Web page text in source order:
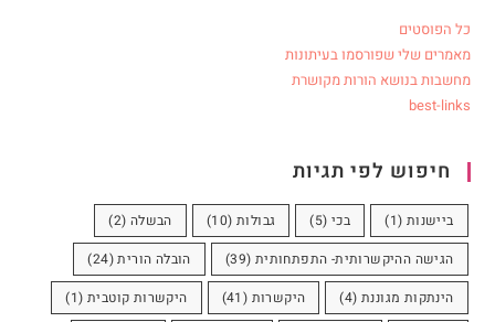
כל הפוסטים
מאמרים שלי שפורסמו בעיתונות
מחשבות בנושא הורות מקושרת
best-links
חיפוש לפי תגיות
ביישנות (1) בכי (5) גבולות (10) הבשלה (2)
הגישה ההיקשרותית- התפתחותית (39) הובלה הורית(24)
הינתקות מגוננת (4) היקשרות (41) היקשרות קוטבית (1)